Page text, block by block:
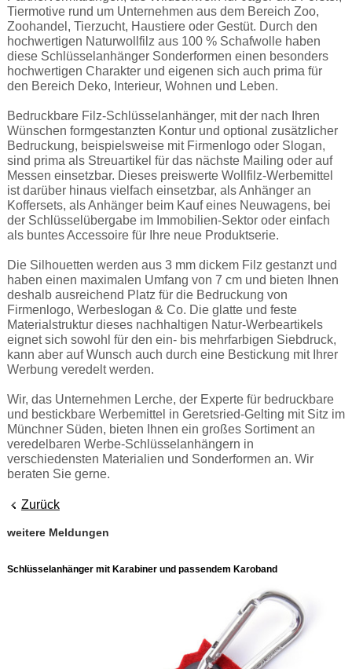
Tiermotive rund um Unternehmen aus dem Bereich Zoo,
Zoohandel, Tierzucht, Haustiere oder Gestüt. Durch den
hochwertigen Naturwollfilz aus 100 % Schafwolle haben
diese Schlüsselanhänger Sonderformen einen besonders
hochwertigen Charakter und eigenen sich auch prima für
den Bereich Deko, Interieur, Wohnen und Leben.
Bedruckbare Filz-Schlüsselanhänger, mit der nach Ihren
Wünschen formgestanzten Kontur und optional zusätzlicher
Bedruckung, beispielsweise mit Firmenlogo oder Slogan,
sind prima als Streuartikel für das nächste Mailing oder auf
Messen einsetzbar. Dieses preiswerte Wollfilz-Werbemittel
ist darüber hinaus vielfach einsetzbar, als Anhänger an
Koffersets, als Anhänger beim Kauf eines Neuwagens, bei
der Schlüsselübergabe im Immobilien-Sektor oder einfach
als buntes Accessoire für Ihre neue Produktserie.
Die Silhouetten werden aus 3 mm dickem Filz gestanzt und
haben einen maximalen Umfang von 7 cm und bieten Ihnen
deshalb ausreichend Platz für die Bedruckung von
Firmenlogo, Werbeslogan & Co. Die glatte und feste
Materialstruktur dieses nachhaltigen Natur-Werbeartikels
eignet sich sowohl für den ein- bis mehrfarbigen Siebdruck,
kann aber auf Wunsch auch durch eine Bestickung mit Ihrer
Werbung veredelt werden.
Wir, das Unternehmen Lerche, der Experte für bedruckbare
und bestickbare Werbemittel in Geretsried-Gelting mit Sitz im
Münchner Süden, bieten Ihnen ein großes Sortiment an
veredelbaren Werbe-Schlüsselanhängern in
verschiedensten Materialien und Sonderformen an. Wir
beraten Sie gerne.
Zurück
weitere Meldungen
Schlüsselanhänger mit Karabiner und passendem Karoband